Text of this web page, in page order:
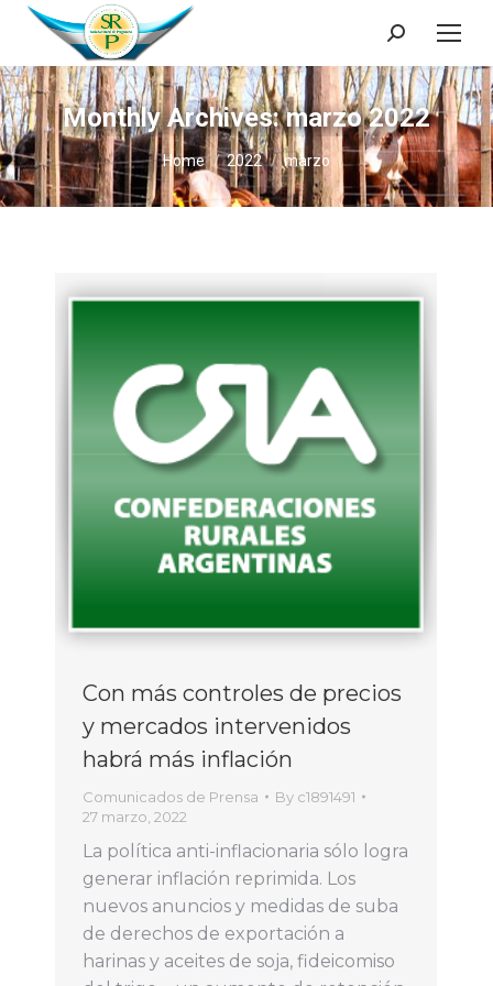
Search:
Monthly Archives:marzo 2022
You are here:
Home 2022 marzo
Con más controles de precios
y mercados intervenidos
habrá más inflación
Comunicados de Prensa By c1891491
27 marzo, 2022
La política anti-inflacionaria sólo logra
generar inflación reprimida. Los
nuevos anuncios y medidas de suba
de derechos de exportación a
harinas y aceites de soja, fideicomiso